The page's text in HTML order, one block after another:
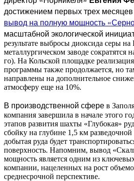
достижением первых трех месяцев
вывод на полную мощность
масштабной экологической
результате выбросы диоксида серы
металлургическом заводе сократятся
го). На Кольской площадке
программы также продолжается, но
направлены на дополнительное
атмосферу еще на 10%.
В производственной сфере в
компания завершила в начале этого
этапов развития шахты «Глубокая»
сбойку на глубине 1,5 км
добытая руда будет
поверхность. Напомним, вывод
мощность является одним из
компании, нацеленных на рост
среднесрочной перспективе.